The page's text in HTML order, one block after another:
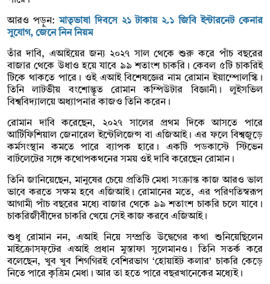
আরও পড়ুন:মাতৃভাষা দিবসে ২১ টাকায় ২.১ জিবি ইন্টারনেট কেনার
সুযোগ, জেনে নিন নিয়ম
তাঁর দাবি, এআইয়ের জন্য ২০২৭ সাল থেকে শুরু করে পাঁচ বছরের
বাজার থেকে উধাও হয়ে যাবে ৯৯ শতাংশ চাকরি। কেবল ৫টি চাকরিই
টিকে থাকতে পারে। ওই এআই বিশেষজ্ঞের নাম রোমান ইয়াম্পোলস্কি।
তিনি লাটভীয় বংশোদ্ভূত রোমান কম্পিউটার বিজ্ঞানী। লুইসভিল
বিশ্ববিদ্যালয়ে অধ্যাপনার কাজও তিনি করেন।
রোমান দাবি করেছেন, ২০২৭ সালের প্রথম দিকে আসতে পারে
আর্টিফিশিয়াল জেনারেল ইন্টেলিজেন্স বা এজিআই। এর ফলে বিশ্বজুড়ে
কর্মসংস্থান কমতে পারে ব্যাপক হারে। একটি পডকাস্টে স্টিভেন
বার্টলেটের সঙ্গে কথোপকথনের সময় ওই দাবি করেছেন রোমান।
তিনি জানিয়েছেন, মানুষের চেয়ে প্রতিটি মেধা সংক্রান্ত কাজ আরও ভাল
ভাবে করতে সক্ষম হবে এজিআই। রোমানের মতে, এর পরিণতিস্বরূপ
আগামী পাঁচ বছরের মধ্যে বাজার থেকে ৯৯ শতাংশ চাকরি চলে যাবে।
চাকরিজীবীদের চাকরি খেয়ে সেই কাজ করবে এজিআই।
শুধু রোমান নন, এআই নিয়ে সম্প্রতি উদ্বেগের কথা শুনিয়েছিলেন
মাইক্রোসফ্‌টের এআই প্রধান মুস্তাফা সুলেমানও। তিনি সতর্ক করে
বলেছেন, খুব খুব শিগগিরই বেশিরভাগ ‘হোয়াইট কলার’ চাকরি কেড়ে
নিতে পারে কৃত্রিম মেধা। আর তা হতে পারে বছরখানেকের মধ্যেই।